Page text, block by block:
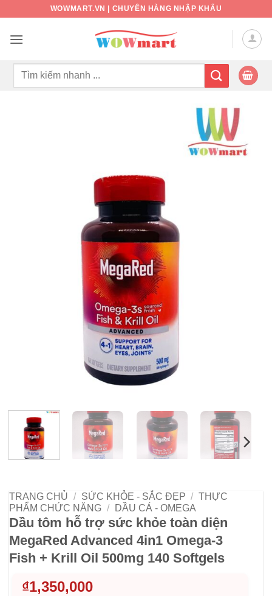
nội
WOWMART.VN | CHUYÊN HÀNG NHẬP KHẨU
Tìm
TRANG CHỦ / SỨC KHỎE - SẮC ĐẸP / THỰC
PHẨM CHỨC NĂNG / DẦU CÁ - OMEGA
Dầu tôm hỗ trợ sức khỏe toàn diện
MegaRed Advanced 4in1 Omega-3
Fish + Krill Oil 500mg 140 Softgels
₫1,350,000